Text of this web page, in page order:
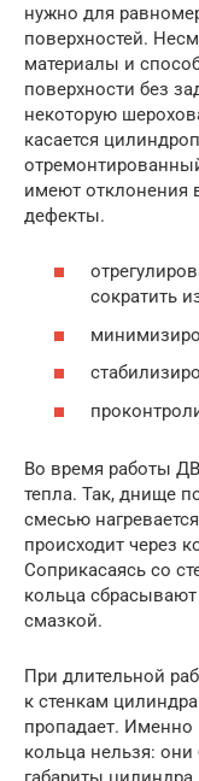
нужно для
поверхностей.
материалы и
поверхности без
некоторую
касается
имеют отклонения
дефекты.
сократить
Во время работы
тепла. Так, днище
смесью
происходит через
Соприкасаясь со
кольца сбрасывают
смазкой.
При длительной
к стенкам
пропадает. Именно
кольца нельзя: